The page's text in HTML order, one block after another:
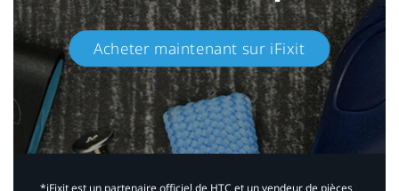
Acheter maintenant sur iFixit​